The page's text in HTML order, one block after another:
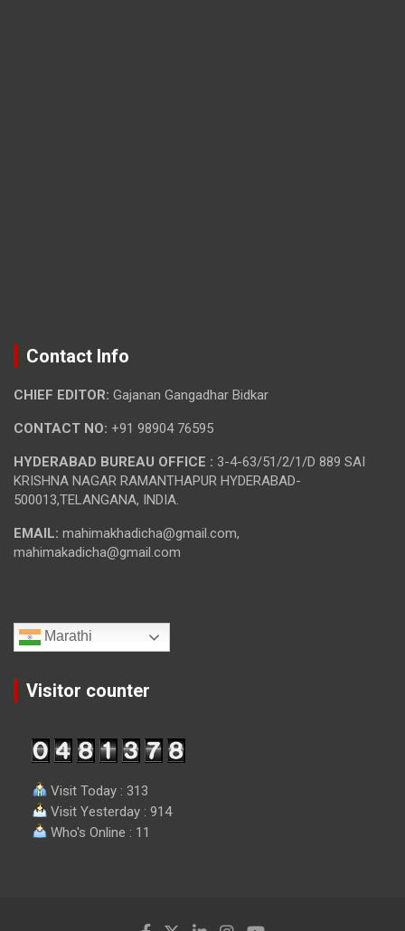
Contact Info
CHIEF EDITOR: Gajanan Gangadhar Bidkar
CONTACT NO: +91 98904 76595
HYDERABAD BUREAU OFFICE : 3-4-63/51/2/1/D 889 SAI
KRISHNA NAGAR RAMANTHAPUR HYDERABAD-
500013,TELANGANA, INDIA.
EMAIL: mahimakhadicha@gmail.com,
mahimakadicha@gmail.com
Marathi
Visitor counter
Visit Today : 313
Visit Yesterday : 914
Who's Online : 11